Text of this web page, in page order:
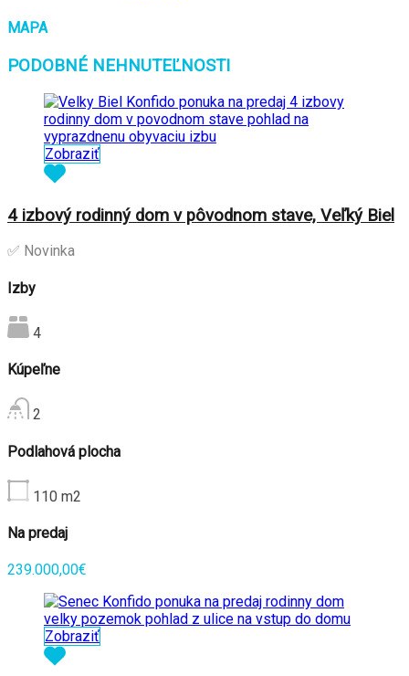
MAPA
PODOBNÉ NEHNUTEĽNOSTI
Zobraziť
4 izbový rodinný dom v pôvodnom stave, Veľký Biel
✅ Novinka
Izby
4
Kúpeľne
2
Podlahová plocha
110 m2
Na predaj
239.000,00€
Zobraziť